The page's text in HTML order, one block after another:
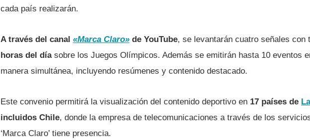
cada país realizarán.
A través del canal «Marca Claro» de YouTube, se levantarán cuatro señales con
horas del díasobre los Juegos Olímpicos. Además se emitirán hasta 10 eventos
manera simultánea, incluyendo resúmenes y contenido destacado.
Este convenio permitirá la visualización del contenido deportivo en 17 países de
incluidos Chile, donde la empresa de telecomunicaciones a través de los
‘Marca Claro’ tiene presencia.